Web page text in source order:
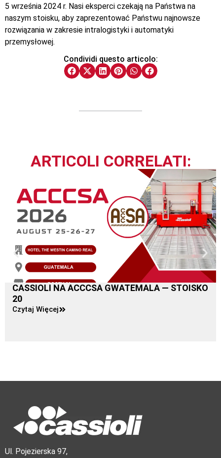
5 września 2024 r. Nasi eksperci czekają na Państwa na
naszym stoisku, aby zaprezentować Państwu najnowsze
rozwiązania w zakresie intralogistyki i automatyki
przemysłowej.
Condividi questo articolo:
ARTICOLI CORRELATI:
CASSIOLI NA ACCCSA GWATEMALA — STOISKO
20
Czytaj Więcej
Ul. Pojezierska 97,